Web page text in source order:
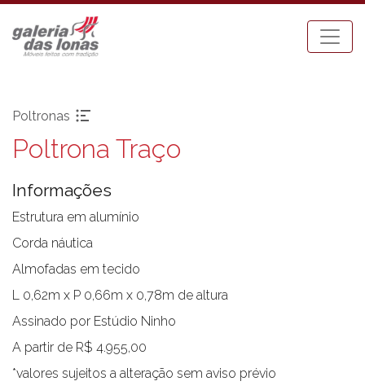
Poltronas
Pronta-entrega
Aparadores
Balanços
Bancos
Cadeiras sem braço
Chaises
Carro Bar
Puffs
Poltrona Traço
Informações
Estrutura em alumínio
Corda náutica
Almofadas em tecido
L 0,62m x P 0,66m x 0,78m de altura
Assinado por Estúdio Ninho
A partir de R$ 4.955,00
*valores sujeitos a alteração sem aviso prévio